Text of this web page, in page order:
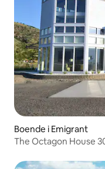
Boende i Emigrant
The Octagon House